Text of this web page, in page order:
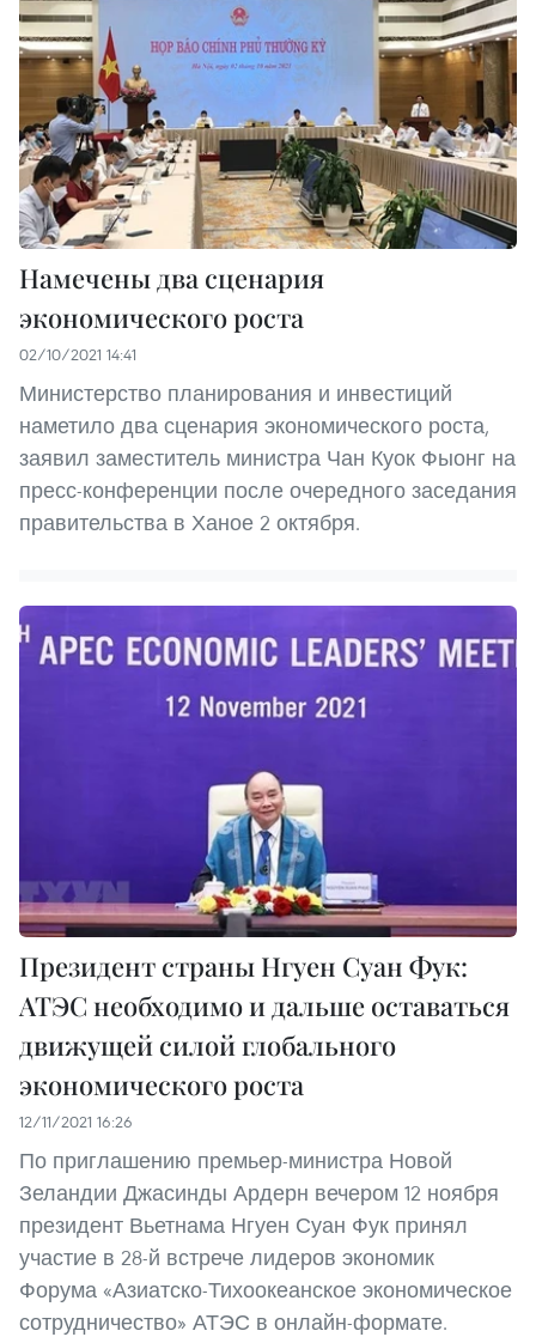
Намечены два сценария
экономического роста
02/10/2021 14:41
Министерство планирования и инвестиций
наметило два сценария экономического роста,
заявил заместитель министра Чан Куок Фыонг на
пресс-конференции после очередного заседания
правительства в Ханое 2 октября.
Президент страны Нгуен Суан Фук:
АТЭС необходимо и дальше оставаться
движущей силой глобального
экономического роста
12/11/2021 16:26
По приглашению премьер-министра Новой
Зеландии Джасинды Ардерн вечером 12 ноября
президент Вьетнама Нгуен Суан Фук принял
участие в 28-й встрече лидеров экономик
Форума «Азиатско-Тихоокеанское экономическое
сотрудничество» АТЭС в онлайн-формате.